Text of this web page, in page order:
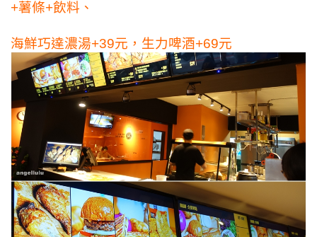
+薯條+飲料、
海鮮巧達濃湯+39元，生力啤酒+69元